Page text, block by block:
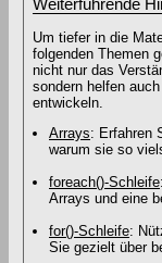
Weiterführende
Um tiefer in die
folgenden Themen
nicht nur das
sondern helfen
entwickeln.
Arrays: Erfahren
warum sie so
foreach()-Schleife
Arrays und eine
for()-Schleife:
Sie gezielt über